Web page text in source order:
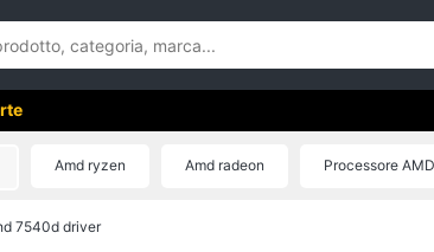
Amd ryzen Amd radeon Processore AMD
7540d driver